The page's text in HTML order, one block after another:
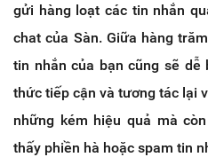
gửi hàng loạt các tin nhắn
chat của Sàn. Giữa hàng
tin nhắn của bạn cũng sẽ dễ
thức tiếp cận và tương tác lại
những kém hiệu quả mà
thấy phiền hà hoặc spam tin